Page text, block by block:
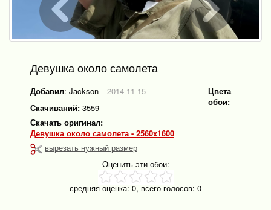
Девушка около самолета
Добавил: Jackson
2014-11-15
Скачиваний: 3559
Скачать оригинал:
Девушка около самолета - 2560x1600
вырезать нужный размер
Цвета
обои:
Оценить эти обои:
средняя оценка: 0, всего голосов: 0